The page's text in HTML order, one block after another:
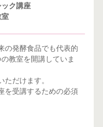
ク講座
の発酵食品でも代表的
教室を開講していま
だけます。
を受講するための必須